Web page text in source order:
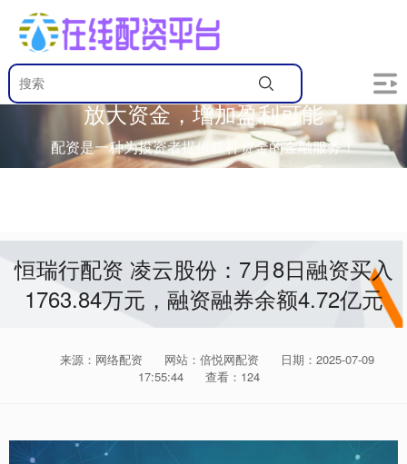
放大资金，增加盈利可能
配资是一种为投资者提供杠杆资金的金融服务！
恒瑞行配资 凌云股份：7月8日融资买入
1763.84万元，融资融券余额4.72亿元
来源：网络配资 网站：倍悦网配资
日期：2025-07-09
17:55:44
查看：124